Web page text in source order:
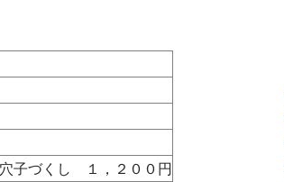
子づくし １，２００円